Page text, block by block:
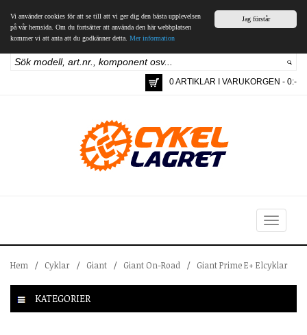
Jag förstår
Vi använder cookies för att se till att vi ger dig den bästa upplevelsen
på vår hemsida. Om du fortsätter att använda den här webbplatsen
kommer vi att anta att du godkänner detta. Mer information
0 ARTIKLAR I VARUKORGEN - 0:-
Toggle
navigation
Hem / Cyklar / Giant / Giant On-Road / Giant Prime E+ Elcyklar
KATEGORIER